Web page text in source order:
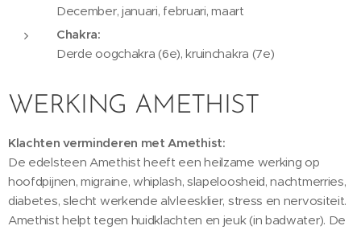
December, januari, februari, maart
Chakra:
Derde oogchakra (6e), kruinchakra (7e)
WERKING AMETHIST
Klachten verminderen met Amethist:
De edelsteen Amethist heeft een heilzame werking op
hoofdpijnen, migraine, whiplash, slapeloosheid, nachtmerries,
diabetes, slecht werkende alvleesklier, stress en nervositeit.
Amethist helpt tegen huidklachten en jeuk (in badwater). De